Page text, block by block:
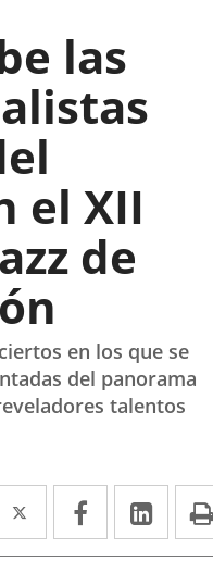
las
el XII
de
en los que se
del panorama
talentos
Twitter
Enlace
a
Facebook
Enlace
a
a